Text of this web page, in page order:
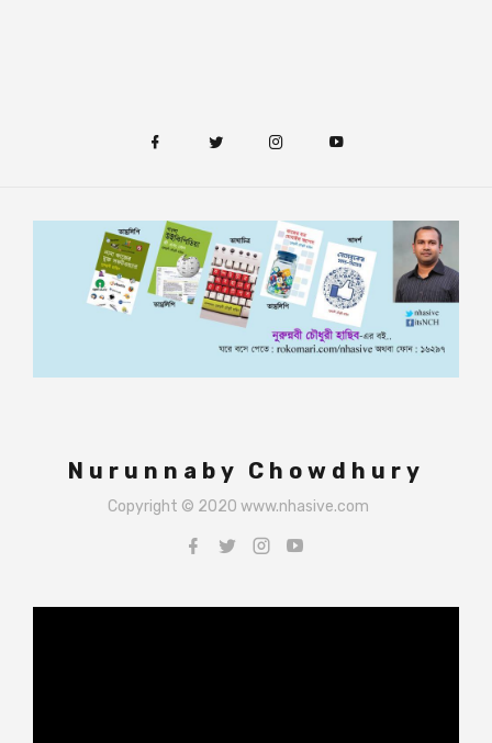
Nurunnaby Chowdhury
Copyright © 2020 www.nhasive.com